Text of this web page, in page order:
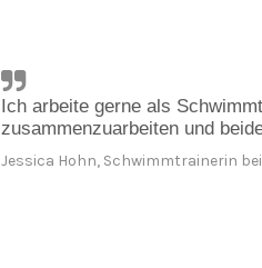
Ich arbeite gerne als
zusammenzuarbeiten und
Jessica Hohn, Schwimmtrainerin